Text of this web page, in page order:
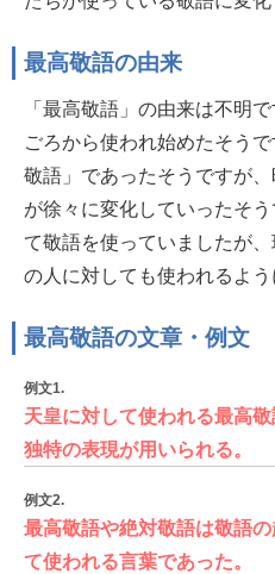
最高敬語の由来
「最高敬語」の由来は不明
ごろから使われ始めたそう
敬語」であったそうですが
が徐々に変化していったそ
て敬語を使っていましたが
の人に対しても使われるよう
最高敬語の文章・例文
例文1.
天皇に対して使われる最高
独特の表現が用いられる。
例文2.
最高敬語や絶対敬語は敬語
て使われる言葉であった。